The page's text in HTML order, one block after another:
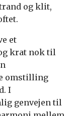
og klit,
et
krat nok til
omstilling
I
genvejen til